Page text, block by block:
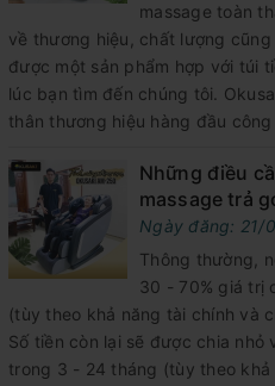
massage toàn
về thương hiệu, chất lượng
được một sản phẩm hợp với túi
lúc bạn tìm đến chúng tôi.
thân thương hiệu hàng đầu
Những điều
massage trả
Ngày đăng: 21/
Thông thường,
30 - 70% giá trị
(tùy theo khả năng tài chính và
Số tiền còn lại sẽ được chia
trong 3 - 24 tháng (tùy theo